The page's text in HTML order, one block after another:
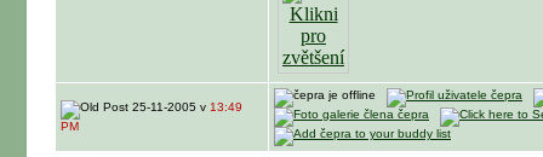
25-11-2005 v 13:49
PM